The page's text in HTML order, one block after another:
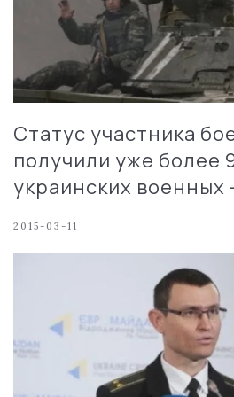
Статус участника
получили уже более
украинских
2015-03-11